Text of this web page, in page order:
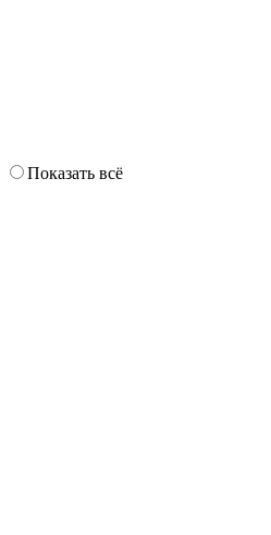
Показать всё